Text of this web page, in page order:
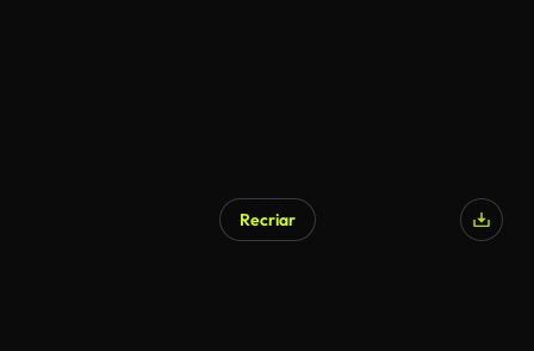
Recriar